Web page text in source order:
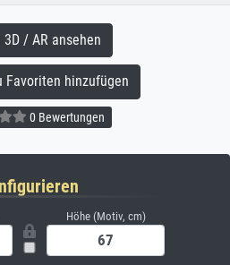
/ AR ansehen
hinzufügen
0 Bewertungen
Höhe (Motiv, cm)